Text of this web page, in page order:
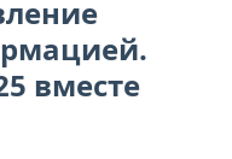
вместе